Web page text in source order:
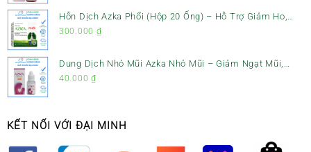
Hỗn Dịch Azka Phổi (Hộp 20 Ống) – Hỗ Trợ Giảm Ho,
Tiêu Đờm & Bổ Phổi
300.000 ₫
Dung Dịch Nhỏ Mũi Azka Nhỏ Mũi – Giảm Ngạt Mũi,
Sổ Mũi Cho Trẻ Sơ Sinh
40.000 ₫
KẾT NỐI VỚI ĐẠI MINH